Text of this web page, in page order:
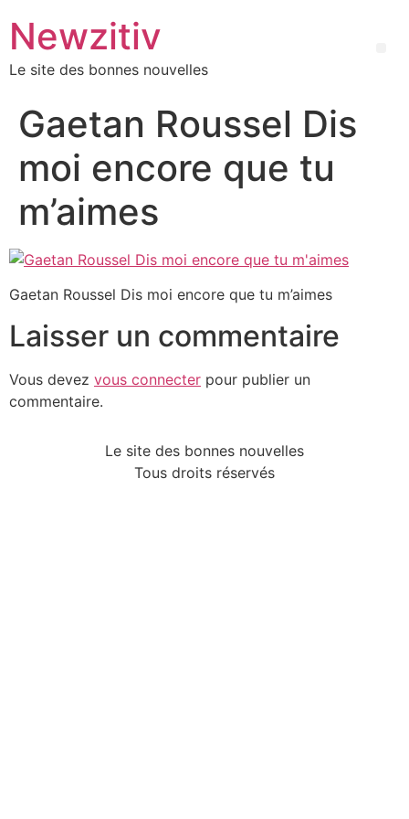
Newzitiv
Le site des bonnes nouvelles
Gaetan Roussel Dis
moi encore que tu
m’aimes
Gaetan Roussel Dis moi encore que tu m’aimes
Laisser un commentaire
Vous devez vous connecter pour publier un
commentaire.
Le site des bonnes nouvelles
Tous droits réservés